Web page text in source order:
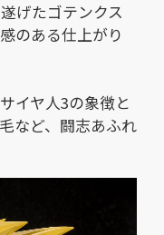
げたゴテンクス
のある仕上がり
イヤ人3の象徴と
など、闘志あふれ